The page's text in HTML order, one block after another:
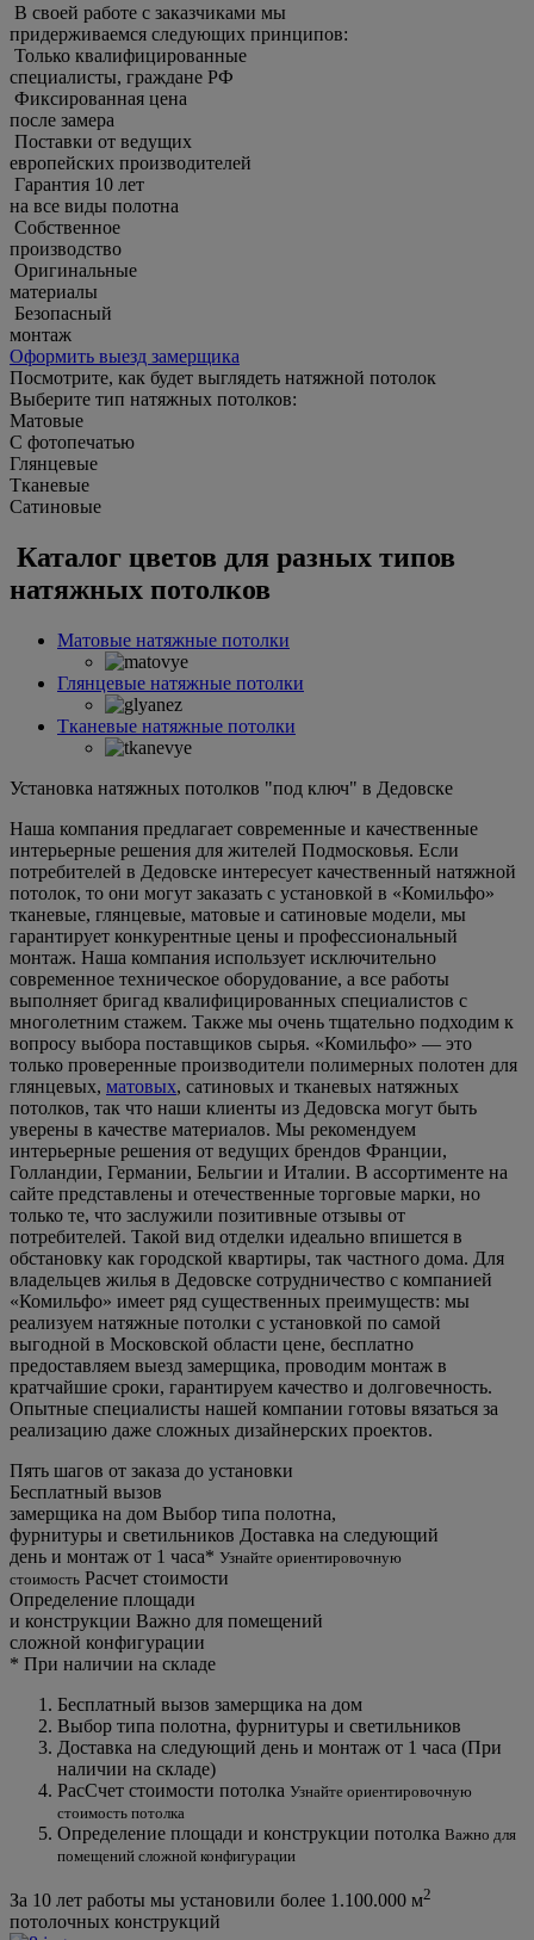
В своей работе с заказчиками мы
придерживаемcя следующих принципов:
Только квалифицированные
специалисты, граждане РФ
Фиксированная цена
после замера
Поставки от ведущих
европейских производителей
Гарантия 10 лет
на все виды полотна
Собственное
производство
Оригинальные
материалы
Безопасный
монтаж
Оформить выезд замерщика
Посмотрите, как будет выглядеть натяжной потолок
Выберите тип натяжных потолков:
Матовые
С фотопечатью
Глянцевые
Тканевые
Сатиновые
Каталог цветов для разных типов
натяжных потолков
Матовые натяжные потолки
Глянцевые натяжные потолки
Тканевые натяжные потолки
Установка натяжных потолков "под ключ" в Дедовске
Наша компания предлагает современные и качественные
интерьерные решения для жителей Подмосковья. Если
потребителей в Дедовске интересует качественный натяжной
потолок, то они могут заказать с установкой в «Комильфо»
тканевые, глянцевые, матовые и сатиновые модели, мы
гарантирует конкурентные цены и профессиональный
монтаж. Наша компания использует исключительно
современное техническое оборудование, а все работы
выполняет бригад квалифицированных специалистов с
многолетним стажем. Также мы очень тщательно подходим к
вопросу выбора поставщиков сырья. «Комильфо» — это
только проверенные производители полимерных полотен для
глянцевых, матовых, сатиновых и тканевых натяжных
потолков, так что наши клиенты из Дедовска могут быть
уверены в качестве материалов. Мы рекомендуем
интерьерные решения от ведущих брендов Франции,
Голландии, Германии, Бельгии и Италии. В ассортименте на
сайте представлены и отечественные торговые марки, но
только те, что заслужили позитивные отзывы от
потребителей. Такой вид отделки идеально впишется в
обстановку как городской квартиры, так частного дома. Для
владельцев жилья в Дедовске сотрудничество с компанией
«Комильфо» имеет ряд существенных преимуществ: мы
реализуем натяжные потолки с установкой по самой
выгодной в Московской области цене, бесплатно
предоставляем выезд замерщика, проводим монтаж в
кратчайшие сроки, гарантируем качество и долговечность.
Опытные специалисты нашей компании готовы вязаться за
реализацию даже сложных дизайнерских проектов.
Пять шагов от заказа до установки
Бесплатный вызов
замерщика на дом Выбор типа полотна,
фурнитуры и светильников Доставка на следующий
день и монтаж от 1 часа* Узнайте ориентировочную
стоимость Расчет стоимости
Определение площади
и конструкции Важно для помещений
сложной конфигурации
* При наличии на складе
Бесплатный вызов замерщика на дом
Выбор типа полотна, фурнитуры и светильников
Доставка на следующий день и монтаж от 1 часа (При
наличии на складе)
РасСчет стоимости потолка Узнайте ориентировочную
стоимость потолка
Определение площади и конструкции потолка Важно для
помещений сложной конфигурации
За 10 лет работы мы установили более 1.100.000 м2
потолочных конструкций